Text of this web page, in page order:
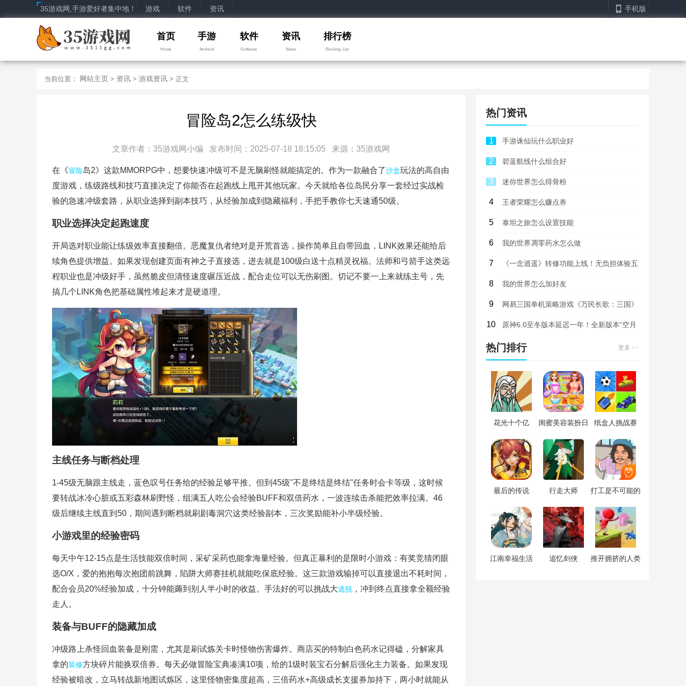
35游戏网,手游爱好者集中地！ 游戏 软件 资讯 手机版
首页
Home
手游
Android
软件
Software
资讯
News
排行榜
Ranking List
当前位置： 网站主页 > 资讯 > 游戏资讯 > 正文
冒险岛2怎么练级快
文章作者：35游戏网小编 发布时间：2025-07-18 18:15:05 来源：35游戏网
在《冒险岛2》这款MMORPG中，想要快速冲级可不是无脑刷怪就能搞定的。作为一款融合了沙盒玩法的高自由
度游戏，练级路线和技巧直接决定了你能否在起跑线上甩开其他玩家。今天就给各位岛民分享一套经过实战检
验的急速冲级套路，从职业选择到副本技巧，从经验加成到隐藏福利，手把手教你七天速通50级。
职业选择决定起跑速度
开局选对职业能让练级效率直接翻倍。恶魔复仇者绝对是开荒首选，操作简单且自带回血，LINK效果还能给后
续角色提供增益。如果发现创建页面有神之子直接选，进去就是100级白送十点精灵祝福。法师和弓箭手这类远
程职业也是冲级好手，虽然脆皮但清怪速度碾压近战，配合走位可以无伤刷图。切记不要一上来就练主号，先
搞几个LINK角色把基础属性堆起来才是硬道理。
主线任务与断档处理
1-45级无脑跟主线走，蓝色叹号任务给的经验足够平推。但到45级"不是终结是终结"任务时会卡等级，这时候
要转战冰冷心脏或五彩森林刷野怪，组满五人吃公会经验BUFF和双倍药水，一波连续击杀能把效率拉满。46
级后继续主线直到50，期间遇到断档就刷剧毒洞穴这类经验副本，三次奖励能补小半级经验。
小游戏里的经验密码
每天中午12-15点是生活技能双倍时间，采矿采药也能拿海量经验。但真正暴利的是限时小游戏：有奖竞猜闭眼
选O/X，爱的抱抱每次抱团前跳舞，陷阱大师赛挂机就能吃保底经验。这三款游戏输掉可以直接退出不耗时间，
配合会员20%经验加成，十分钟能薅到别人半小时的收益。手法好的可以挑战大逃脱 ，冲到终点直接拿全额经验
走人。
装备与BUFF的隐藏加成
冲级路上杀怪回血装备是刚需，尤其是刷试炼关卡时怪物伤害爆炸。商店买的特制白色药水记得磕，分解家具
拿的装修方块碎片能换双倍券。每天必做冒险宝典凑满10项，给的1级时装宝石分解后强化主力装备。如果发现
经验被暗改，立马转战新地图试炼区，这里怪物密集度超高，三倍药水+高级成长支援券加持下，两小时就能从
热门资讯
1 手游诛仙玩什么职业好
2 碧蓝航线什么组合好
3 迷你世界怎么得骨粉
4 王者荣耀怎么赚点券
5 泰坦之旅怎么设置技能
6 我的世界凋零药水怎么做
7 《一念逍遥》转修功能上线！无负担体验五
大修炼方向，自由修仙！
8 我的世界怎么加好友
9 网易三国单机策略游戏《万民长歌：三国》
即将上线试玩版
10 原神6.0至冬版本延迟一年！全新版本“空月
之歌”9月10日上线，部分内容曝光
热门排行 更多 >>
花光十个亿
闺蜜美容装扮日
纸盒人挑战赛
最后的传说 行走大师 打工是不可能的
江南幸福生活 追忆剑侠 推开拥挤的人类